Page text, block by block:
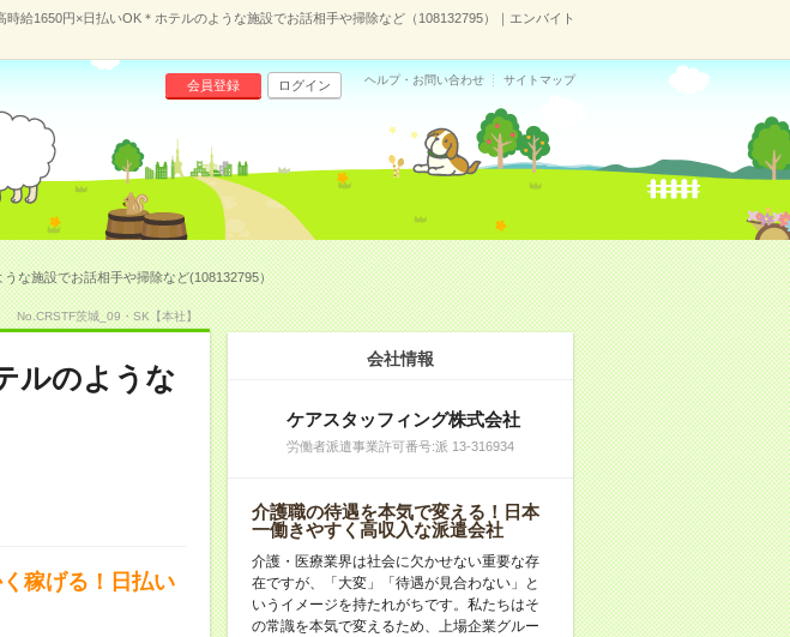
時給1650円×日払いOK＊ホテルのような施設でお話相手や掃除など（108132795）｜エンバイト
会員登録 ログイン ヘルプ・お問い合わせ サイトマップ
な施設でお話相手や掃除など(108132795）
No.CRSTF茨城_09・SK【本社】
ルのような
稼げる！日払い
会社情報
ケアスタッフィング株式会社
労働者派遣事業許可番号:派 13-316934
介護職の待遇を本気で変える！日本
一働きやすく高収入な派遣会社
介護・医療業界は社会に欠かせない重要な存
在ですが、「大変」「待遇が見合わない」と
いうイメージを持たれがちです。私たちはそ
の常識を本気で変えるため、上場企業グルー